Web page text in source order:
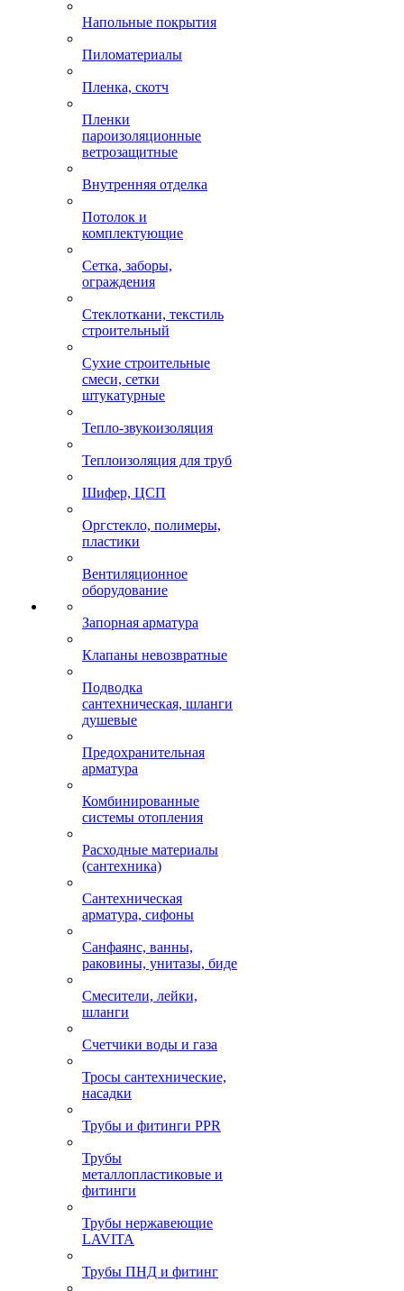
Напольные покрытия
Пиломатериалы
Пленка, скотч
Пленки
пароизоляционные
ветрозащитные
Внутренняя отделка
Потолок и
комплектующие
Сетка, заборы,
ограждения
Стеклоткани, текстиль
строительный
Сухие строительные
смеси, сетки
штукатурные
Тепло-звукоизоляция
Теплоизоляция для труб
Шифер, ЦСП
Оргстекло, полимеры,
пластики
Вентиляционное
оборудование
Запорная арматура
Клапаны невозвратные
Подводка
сантехническая, шланги
душевые
Предохранительная
арматура
Комбинированные
системы отопления
Расходные материалы
(сантехника)
Сантехническая
арматура, сифоны
Санфаянс, ванны,
раковины, унитазы, биде
Смесители, лейки,
шланги
Счетчики воды и газа
Тросы сантехнические,
насадки
Трубы и фитинги PPR
Трубы
металлопластиковые и
фитинги
Трубы нержавеющие
LAVITA
Трубы ПНД и фитинг